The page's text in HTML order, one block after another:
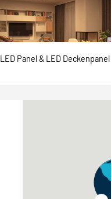
LED Panel & LED Deckenpanel